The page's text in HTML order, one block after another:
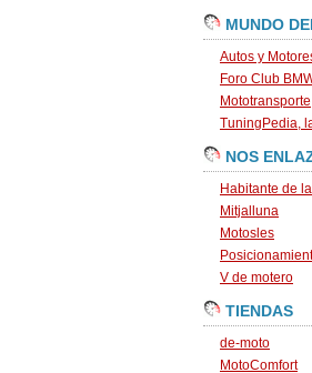
MUNDO
Autos y
Foro Club
Mototransporte
TuningPedia,
NOS
Habitante de
Mitjalluna
Motosles
V de motero
TIENDAS
de-moto
MotoComfort